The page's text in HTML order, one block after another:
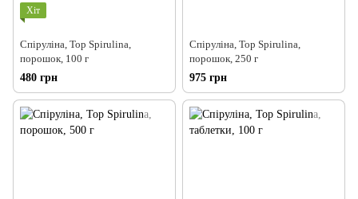
Хіт
Спіруліна, Top Spirulina,
порошок, 100 г
480 грн
Спіруліна, Top Spirulina,
порошок, 250 г
975 грн